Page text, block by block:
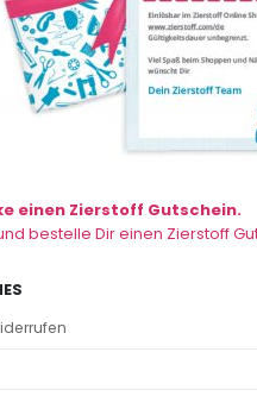
einen Zierstoff Gutschein.
bestelle Dir einen Zierstoff